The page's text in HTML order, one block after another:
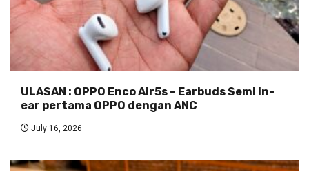
ULASAN : OPPO Enco Air5s – Earbuds Semi in-
ear pertama OPPO dengan ANC
July 16, 2026